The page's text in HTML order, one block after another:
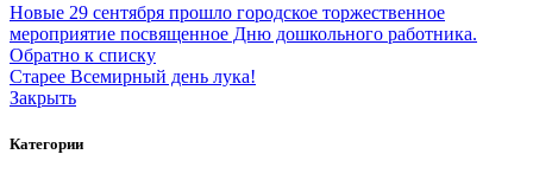
Новые 29 сентября прошло городское торжественное
мероприятие посвященное Дню дошкольного работника.
Обратно к списку
Старее Всемирный день лука!
Закрыть
Категории